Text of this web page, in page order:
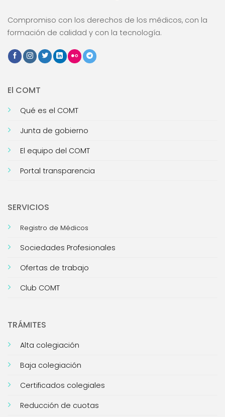
Compromiso con los derechos de los médicos, con la
formación de calidad y con la tecnología.
El COMT
Qué es el COMT
Junta de gobierno
El equipo del COMT
Portal transparencia
SERVICIOS
Registro de Médicos
Sociedades Profesionales
Ofertas de trabajo
Club COMT
TRÁMITES
Alta colegiación
Baja colegiación
Certificados colegiales
Reducción de cuotas